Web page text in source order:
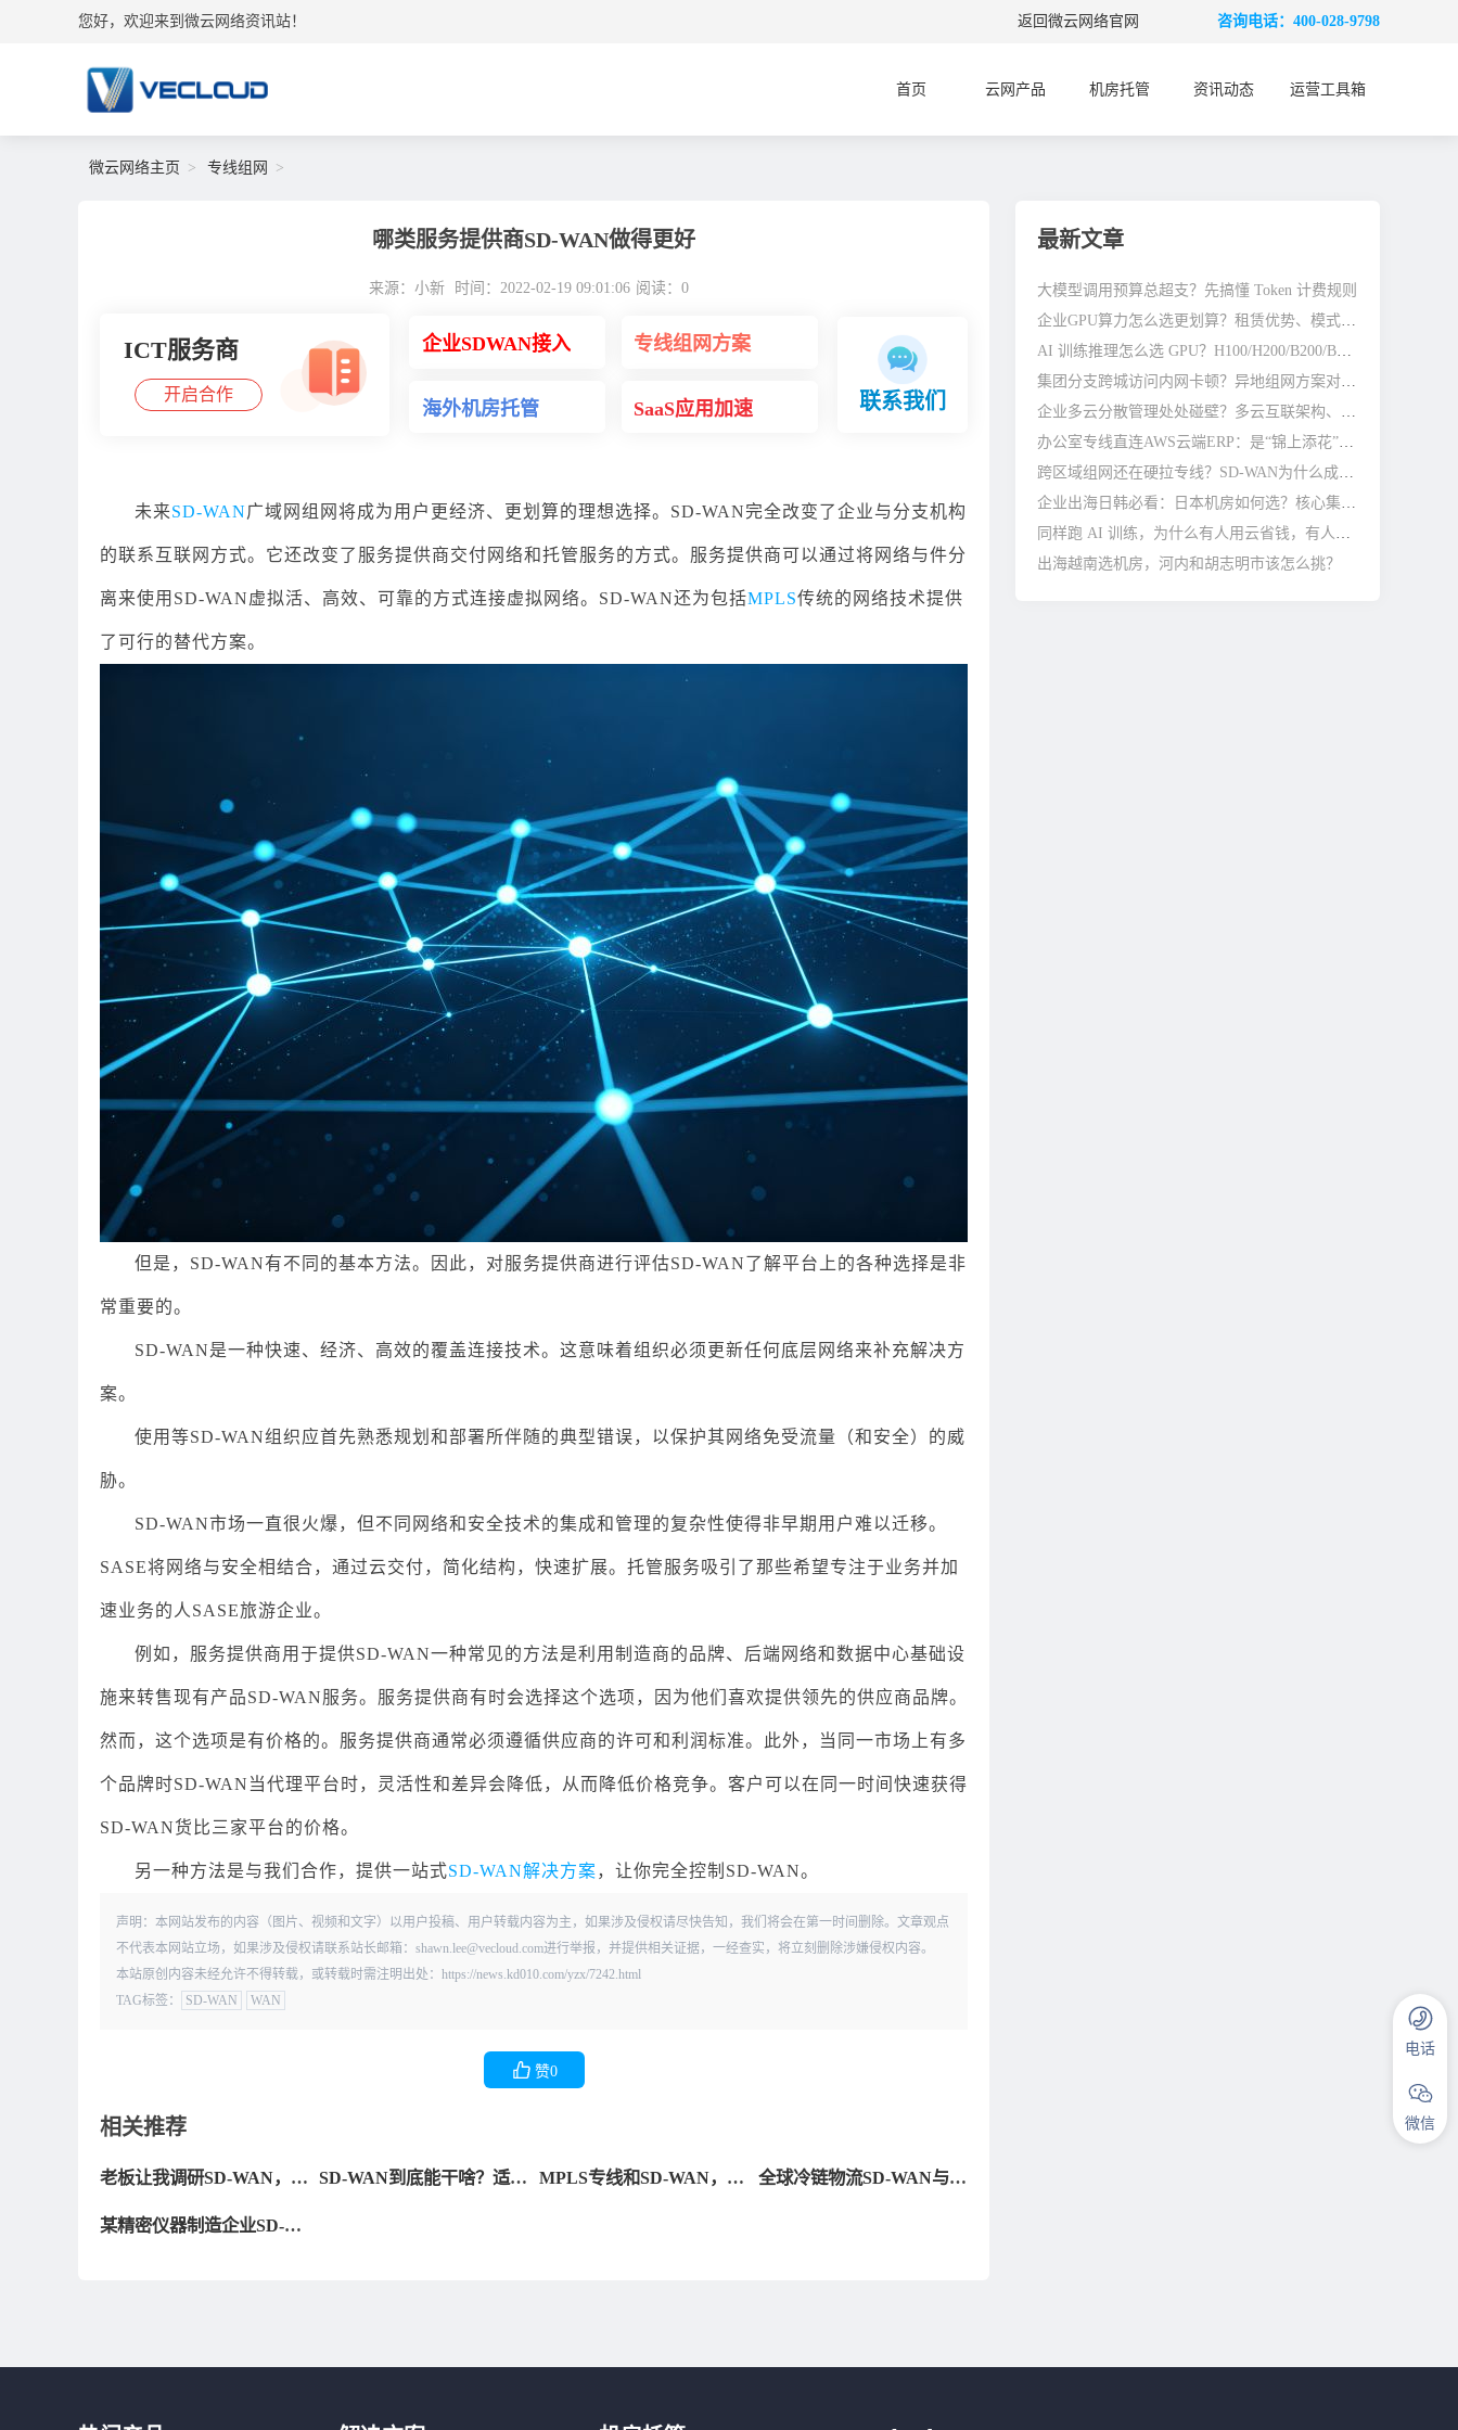
您好，欢迎来到微云网络资讯站！ 咨询电话：400-028-9798
返回微云网络官网
首页 云网产品 机房托管 资讯动态 运营工具箱
微云网络主页 专线组网
哪类服务提供商SD-WAN做得更好
来源：小新 时间：2022-02-19 09:01:06 阅读： 0
ICT服务商
开启合作
企业SDWAN接入 专线组网方案
海外机房托管 SaaS应用加速 联系我们
未来SD-WAN广域网组网将成为用户更经济、更划算的理想选择。SD-WAN完全改变了企业与分支机构
的联系互联网方式。它还改变了服务提供商交付网络和托管服务的方式。服务提供商可以通过将网络与件分
离来使用SD-WAN虚拟活、高效、可靠的方式连接虚拟网络。SD-WAN还为包括MPLS传统的网络技术提供
了可行的替代方案。
但是，SD-WAN有不同的基本方法。因此，对服务提供商进行评估SD-WAN了解平台上的各种选择是非
常重要的。
SD-WAN是一种快速、经济、高效的覆盖连接技术。这意味着组织必须更新任何底层网络来补充解决方
案。
使用等SD-WAN组织应首先熟悉规划和部署所伴随的典型错误，以保护其网络免受流量（和安全）的威
胁。
SD-WAN市场一直很火爆，但不同网络和安全技术的集成和管理的复杂性使得非早期用户难以迁移。
SASE将网络与安全相结合，通过云交付，简化结构，快速扩展。托管服务吸引了那些希望专注于业务并加
速业务的人SASE旅游企业。
例如，服务提供商用于提供SD-WAN一种常见的方法是利用制造商的品牌、后端网络和数据中心基础设
施来转售现有产品SD-WAN服务。服务提供商有时会选择这个选项，因为他们喜欢提供领先的供应商品牌。
然而，这个选项是有价格的。服务提供商通常必须遵循供应商的许可和利润标准。此外，当同一市场上有多
个品牌时SD-WAN当代理平台时，灵活性和差异会降低，从而降低价格竞争。客户可以在同一时间快速获得
SD-WAN货比三家平台的价格。
另一种方法是与我们合作，提供一站式SD-WAN解决方案，让你完全控制SD-WAN。
声明：本网站发布的内容（图片、视频和文字）以用户投稿、用户转载内容为主，如果涉及侵权请尽快告知，我们将会在第一时间删除。文章观点
不代表本网站立场，如果涉及侵权请联系站长邮箱：shawn.lee@vecloud.com进行举报，并提供相关证据，一经查实，将立刻删除涉嫌侵权内容。
本站原创内容未经允许不得转载，或转载时需注明出处：https://news.kd010.com/yzx/7242.html
TAG标签：
SD-WAN WAN
赞0
相关推荐
老板让我调研SD-WAN，我
懂
SD-WAN到底能干啥？适合
MPLS专线和SD-WAN，到
全球冷链物流SD-WAN与专
某精密仪器制造企业SD-
最新文章
大模型调用预算总超支？先搞懂 Token 计费规则
企业GPU算力怎么选更划算？租赁优势、模式与避坑全指南
AI 训练推理怎么选 GPU？H100/H200/B200/B300 差别在哪
集团分支跨城访问内网卡顿？异地组网方案对比参考
企业多云分散管理处处碰壁？多云互联架构、避坑与优化指南
办公室专线直连AWS云端ERP：是“锦上添花”还是“刚需标配”？
跨区域组网还在硬拉专线？SD-WAN为什么成了企业主流选择
企业出海日韩必看：日本机房如何选？核心集群与避坑指南
同样跑 AI 训练，为什么有人用云省钱，有人托管更划算？
出海越南选机房，河内和胡志明市该怎么挑？
电话
微信